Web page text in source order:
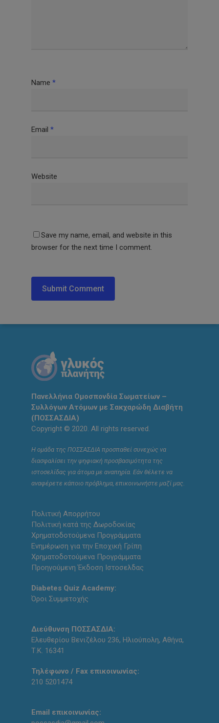
Name *
Email *
Website
Save my name, email, and website in this
browser for the next time I comment.
Πανελλήνια Ομοσπονδία Σωματείων –
Συλλόγων Ατόμων με Σακχαρώδη Διαβήτη
(ΠΟΣΣΑΣΔΙΑ)
Copyright © 2020. All rights reserved.
Η ομάδα της ΠΟΣΣΑΣΔΙΑ προσπαθεί συνεχώς να
διασφαλίσει την ψηφιακή προσβασιμότητα της
ιστοσελίδας για άτομα με αναπηρία. Εάν θέλετε να
αναφέρετε κάποιο πρόβλημα, επικοινωνήστε μαζί μας.
Πολιτική Απορρήτου
Πολιτική κατά της Δωροδοκίας
Χρηματοδοτούμενα Προγράμματα
Ενημέρωση για την Εποχική Γρίπη
Χρηματοδοτούμενα Προγράμματα
Προηγούμενη Έκδοση Ιστοσελδας
Diabetes Quiz Academy:
Όροι Συμμετοχής
Διεύθυνση ΠΟΣΣΑΣΔΙΑ:
Ελευθερίου Βενιζέλου 236, Ηλιούπολη, Αθήνα,
Τ.Κ. 16341
Τηλέφωνο / Fax επικοινωνίας:
210 5201474
Email επικοινωνίας: